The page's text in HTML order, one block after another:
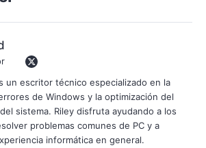
un escritor técnico especializado en la
de Windows y la optimización del
sistema. Riley disfruta ayudando a los
problemas comunes de PC y a
informática en general.